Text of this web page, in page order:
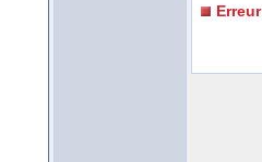
Erreur